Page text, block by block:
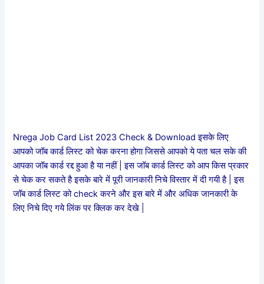
Nrega Job Card List 2023 Check & Download इसके लिए
आपको जॉब कार्ड लिस्ट को चेक करना होगा जिससे आपको ये पता चल सके की
आपका जॉब कार्ड रद्द हुआ है या नहीं | इस जॉब कार्ड लिस्ट को आप किस प्रकार
से चेक कर सकते है इसके बारे में पूरी जानकारी निचे विस्तार में दी गयी है | इस
जॉब कार्ड लिस्ट को check करने और इस बारे में और अधिक जानकारी के
लिए निचे दिए गये लिंक पर क्लिक कर देखे |